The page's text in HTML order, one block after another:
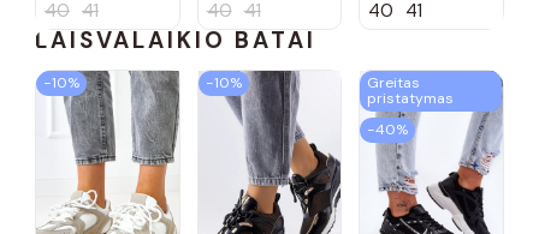
40 41
40 41
40 41
LAISVALAIKIO BATAI
−10% −10%
Greitas
pristatymas
−40%